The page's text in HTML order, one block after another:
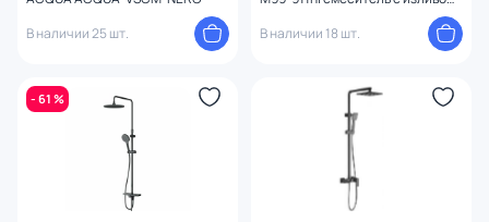
В наличии 25 шт.
В наличии 18 шт.
- 61 %